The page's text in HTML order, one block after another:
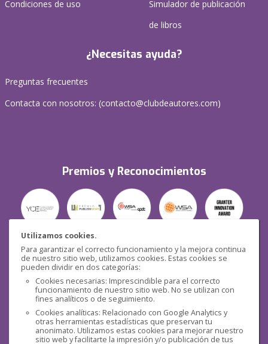
Utilizamos cookies.
Para garantizar el correcto funcionamiento y la mejora continua
de nuestro sitio web, utilizamos cookies. Estas cookies se
pueden dividir en dos categorías:
Cookies necesarias: Imprescindible para el correcto
funcionamiento de nuestro sitio web. No se utilizan con
fines analíticos o de seguimiento.
Cookies analíticas: Relacionado con Google Analytics y
otras herramientas estadísticas que preservan tu
anonimato. Utilizamos estas cookies para mejorar nuestro
sitio web y facilitarte la impresión y/o publicación de tus
Condiciones de uso
Simulador de publicación
de libros
¿Necesitas ayuda?
Preguntas frecuentes
Contacta con nosotros: (contacto@clubdeautores.com)
Premios y Reconocimientos
Seguridad
Redes sociales